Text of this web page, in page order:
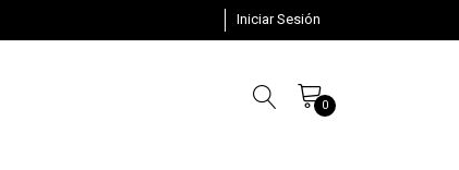
Iniciar Sesión
0